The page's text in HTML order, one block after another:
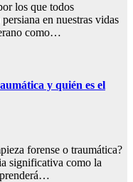
los que todos
en nuestras vidas
como…
y quién es el
forense o traumática?
significativa como la